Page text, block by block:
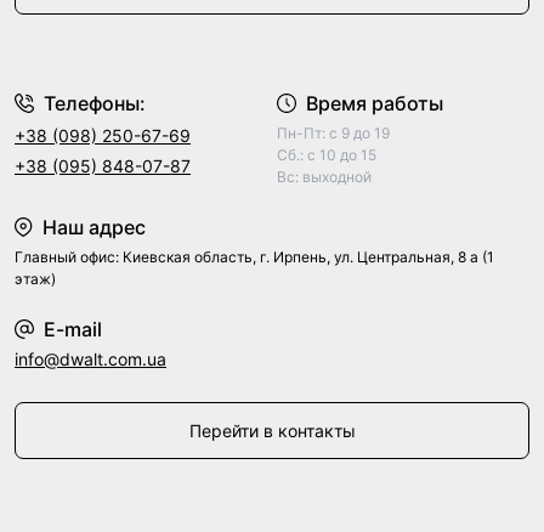
Телефоны:
+38 (098) 250-67-69
+38 (095) 848-07-87
Время работы
Пн-Пт: с 9 до 19
Сб.: с 10 до 15
Вс: выходной
Наш адрес
Главный офис: Киевская область, г. Ирпень, ул. Центральная, 8 а (1
этаж)
E-mail
info@dwalt.com.ua
Перейти в контакты